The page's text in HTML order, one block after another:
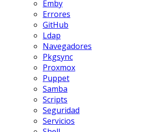
Emby
Errores
GitHub
Ldap
Navegadores
Pkgsync
Proxmox
Puppet
Samba
Scripts
Seguridad
Servicios